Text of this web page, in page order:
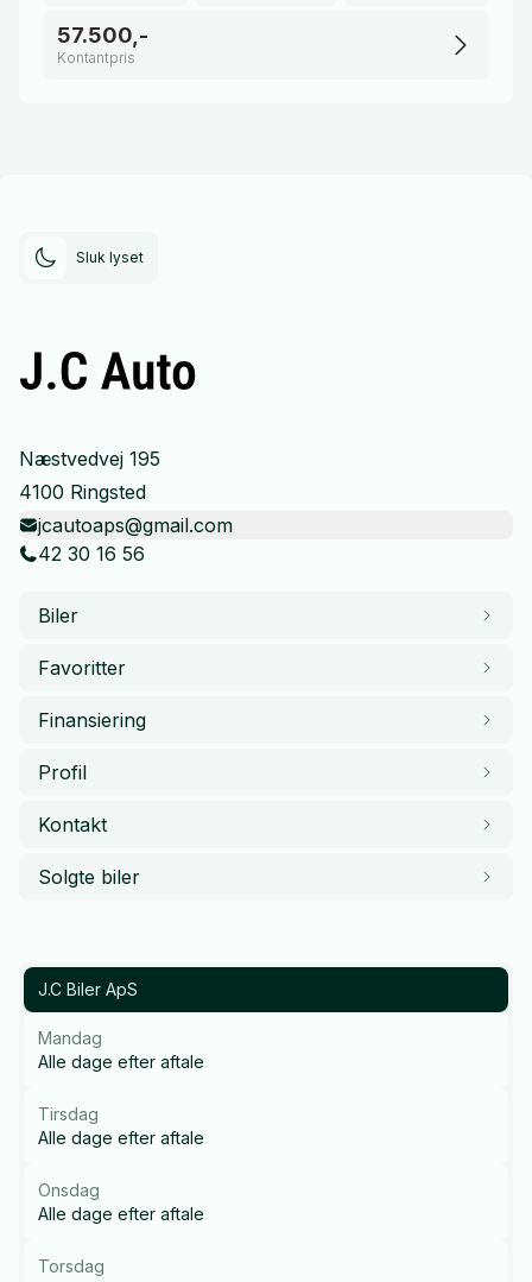
57.500,-
Kontantpris
Sluk lyset
Næstvedvej 195
4100 Ringsted
jcautoaps@gmail.com
42 30 16 56
Biler
Favoritter
Finansiering
Profil
Kontakt
Solgte biler
J.C Biler ApS
Mandag
Alle dage efter aftale
Tirsdag
Alle dage efter aftale
Onsdag
Alle dage efter aftale
Torsdag